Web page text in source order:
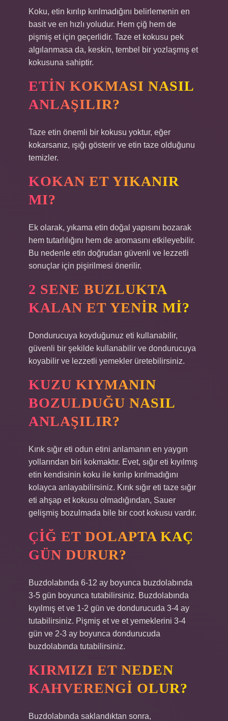
Koku, etin kırılıp kırılmadığını belirlemenin en
basit ve en hızlı yoludur. Hem çiğ hem de
pişmiş et için geçerlidir. Taze et kokusu pek
algılanmasa da, keskin, tembel bir yozlaşmış et
kokusuna sahiptir.
ETIN KOKMASI NASIL
ANLAŞILIR?
Taze etin önemli bir kokusu yoktur, eğer
kokarsanız, ışığı gösterir ve etin taze olduğunu
temizler.
KOKAN ET YIKANIR
MI?
Ek olarak, yıkama etin doğal yapısını bozarak
hem tutarlılığını hem de aromasını etkileyebilir.
Bu nedenle etin doğrudan güvenli ve lezzetli
sonuçlar için pişirilmesi önerilir.
2 SENE BUZLUKTA
KALAN ET YENIR MI?
Dondurucuya koyduğunuz eti kullanabilir,
güvenli bir şekilde kullanabilir ve dondurucuya
koyabilir ve lezzetli yemekler üretebilirsiniz.
KUZU KIYMANIN
BOZULDUĞU NASIL
ANLAŞILIR?
Kırık sığır eti odun etini anlamanın en yaygın
yollarından biri kokmaktır. Evet, sığır eti kıyılmış
etin kendisinin koku ile kırılıp kırılmadığını
kolayca anlayabilirsiniz. Kırık sığır eti taze sığır
eti ahşap et kokusu olmadığından, Sauer
gelişmiş bozulmada bile bir coot kokusu vardır.
ÇIĞ ET DOLAPTA KAÇ
GÜN DURUR?
Buzdolabında 6-12 ay boyunca buzdolabında
3-5 gün boyunca tutabilirsiniz. Buzdolabında
kıyılmış et ve 1-2 gün ve dondurucuda 3-4 ay
tutabilirsiniz. Pişmiş et ve et yemeklerini 3-4
gün ve 2-3 ay boyunca dondurucuda
buzdolabında tutabilirsiniz.
KIRMIZI ET NEDEN
KAHVERENGI OLUR?
Buzdolabında saklandıktan sonra,